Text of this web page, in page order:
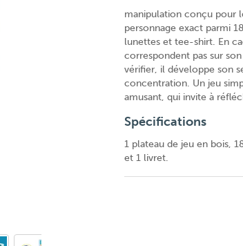
manipulation conçu pour
personnage exact parmi
lunettes et tee-shirt. En
correspondent pas sur
vérifier, il développe son
concentration. Un jeu
amusant, qui invite à
Spécifications
1 plateau de jeu en bois,
et 1 livret.